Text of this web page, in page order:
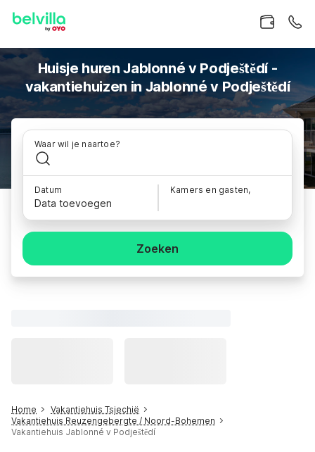
Huisje huren Jablonné v Podještědí -
vakantiehuizen in Jablonné v Podještědí
Waar wil je naartoe?
Datum
Data toevoegen
Kamers en gasten,
Zoeken
Home
Vakantiehuis Tsjechië
Vakantiehuis Reuzengebergte / Noord-Bohemen
Vakantiehuis Jablonné v Podještědí